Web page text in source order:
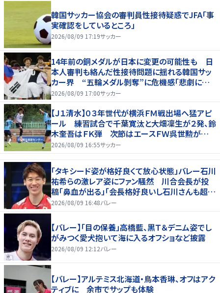
韓国サッカー協会の審判員性接待疑惑でJFA「事
実確認をしているところ」
2026/08/09 17:19サッカー
14年前の銅メダルが日本に変更の可能性も 日
本人審判も絡んだ性接待問題に揺れる韓国サッ
カー界 “五輪メダル剝奪”に危機感「悲劇に見
舞われる」
2026/08/09 17:00サッカー
【Ｊ１清水】０３年世代が横浜ＦＭ戦出場へ猛アピ
ール 練習試合で千葉寛汰と大畑凜生が２発、鈴
木奎吾はＦＫ弾 次節はエースＦＷ呉世勲が出
場停止
2026/08/09 16:55サッカー
「タキシード姿が格好良くて放心状態」バレー石川
祐希らの激レア姿にファン騒然 川合会長が投
稿「鼻血が出る」「会長格好良いし石川さんも超格
好いい」
2026/08/09 16:48バレー
【バレー】「目の保養」高橋藍、黒Ｔ＆デニム姿でし
がみつく愛犬抱いて海に入るオフショなど披露
2026/08/09 12:12バレー
【バレー】アルテミス北海道・鳥本香琳、オフはアク
ティブに 余市でサップも体験